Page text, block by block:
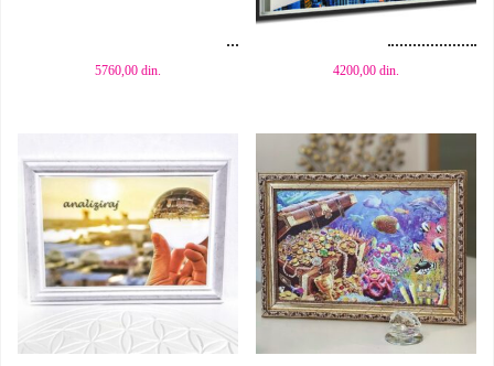
5760,00 din.
Dodaj u korpu
4200,00din.
Dodaj u korpu